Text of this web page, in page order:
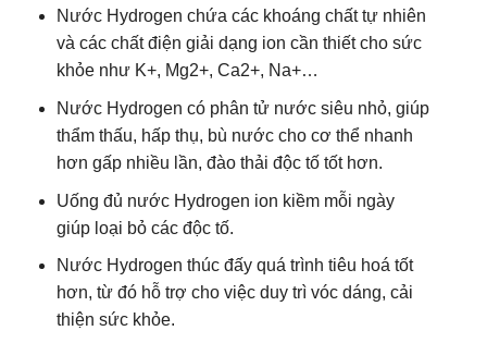
Nước Hydrogen chứa các khoáng chất tự nhiên
và các chất điện giải dạng ion cần thiết cho sức
khỏe như K+, Mg2+, Ca2+, Na+…
Nước Hydrogen có phân tử nước siêu nhỏ, giúp
thẩm thấu, hấp thụ, bù nước cho cơ thể nhanh
hơn gấp nhiều lần, đào thải độc tố tốt hơn.
Uống đủ nước Hydrogen ion kiềm mỗi ngày
giúp loại bỏ các độc tố.
Nước Hydrogen thúc đấy quá trình tiêu hoá tốt
hơn, từ đó hỗ trợ cho việc duy trì vóc dáng, cải
thiện sức khỏe.